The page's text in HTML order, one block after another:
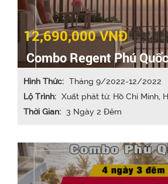
12,690,000 VNĐ
Combo Regent Phú
Hình Thức: Tháng 9/2022-12/2022
Lộ Trình: Xuất phát từ: Hồ Chí Minh,
Thời Gian: 3 Ngày 2 Đêm